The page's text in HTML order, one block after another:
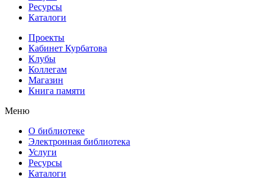
Ресурсы
Каталоги
Проекты
Кабинет Курбатова
Клубы
Коллегам
Магазин
Книга памяти
Меню
О библиотеке
Электронная библиотека
Услуги
Ресурсы
Каталоги